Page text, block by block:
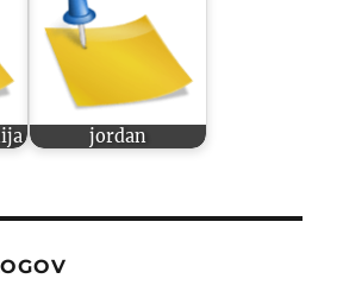
jordan